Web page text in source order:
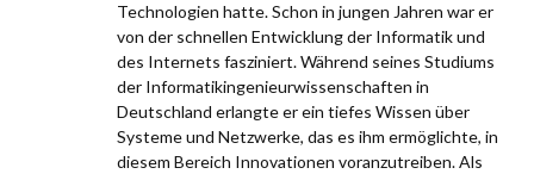
Technologien hatte. Schon in jungen Jahren war er
von der schnellen Entwicklung der Informatik und
des Internets fasziniert. Während seines Studiums
der Informatikingenieurwissenschaften in
Deutschland erlangte er ein tiefes Wissen über
Systeme und Netzwerke, das es ihm ermöglichte, in
diesem Bereich Innovationen voranzutreiben. Als